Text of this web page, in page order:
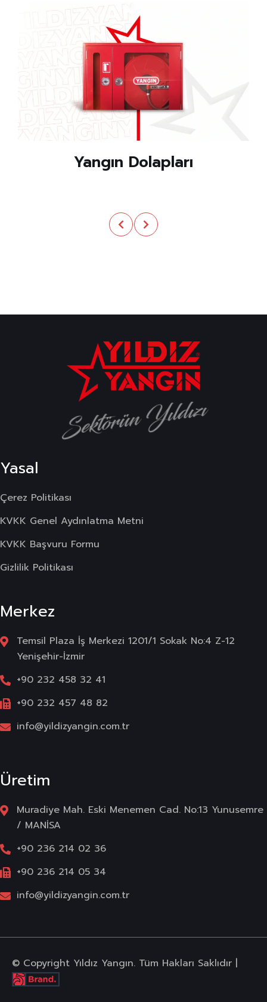
Ürünü İncele
Yangın Dolapları
Sektörün Yıldızı
Yasal
Çerez Politikası
KVKK Genel Aydınlatma Metni
KVKK Başvuru Formu
Gizlilik Politikası
Merkez
Temsil Plaza İş Merkezi 1201/1 Sokak No:4 Z-12
Yenişehir-İzmir
+90 232 458 32 41
+90 232 457 48 82
info@yildizyangin.com.tr
Üretim
Muradiye Mah. Eski Menemen Cad. No:13 Yunusemre
/ MANİSA
+90 236 214 02 36
+90 236 214 05 34
info@yildizyangin.com.tr
© Copyright Yıldız Yangın. Tüm Hakları Saklıdır |